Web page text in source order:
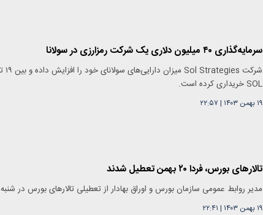
سرمایه‌گذاری ۴۰ میلیون دلاری یک شرکت رمزارزی در سولانا
SOL خریداری کرده است.
۱۹ بهمن ۱۴۰۳ | ۲۲:۵۷
تالارهای بورس، فردا ۲۰ بهمن تعطیل شدند
مدیر روابط عمومی سازمان بورس و اوراق بهادار از تعطیلی تالارهای بورس در شنبه ۲۰ بهمن خبر داد.
۱۹ بهمن ۱۴۰۳ | ۲۲:۴۱